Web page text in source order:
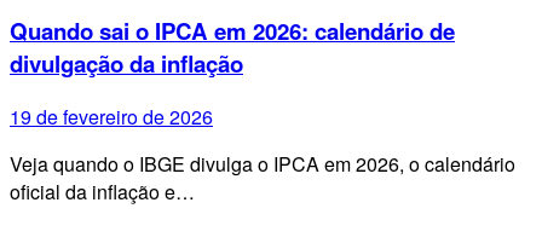
Quando sai o IPCA em 2026: calendário de
divulgação da inflação
19 de fevereiro de 2026
Veja quando o IBGE divulga o IPCA em 2026, o calendário
oficial da inflação e…